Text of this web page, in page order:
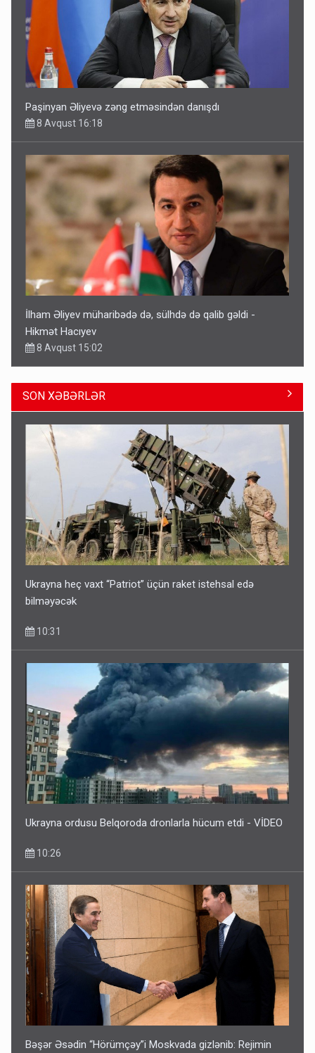
Paşinyan Əliyevə zəng etməsindən danışdı
8 Avqust 16:18
İlham Əliyev müharibədə də, sülhdə də qalib gəldi -
Hikmət Hacıyev
8 Avqust 15:02
“Təlimdə idim, gəlib gördüm ki, evimi vurub dağıdırlar” -
VİDEO
DİQQƏTLİ OLUN! Bu gün hava çox isti olacaq
09:25
Azərbaycan bundan hər il 3 milyard dollar qazanacaq
8 Avqust 23:33
SON XƏBƏRLƏR
Ukrayna heç vaxt “Patriot” üçün raket istehsal edə
bilməyəcək
10:31
Ukrayna ordusu Belqoroda dronlarla hücum etdi - VİDEO
10:26
Bəşər Əsədin “Hörümçəy”i Moskvada gizlənib: Rejimin